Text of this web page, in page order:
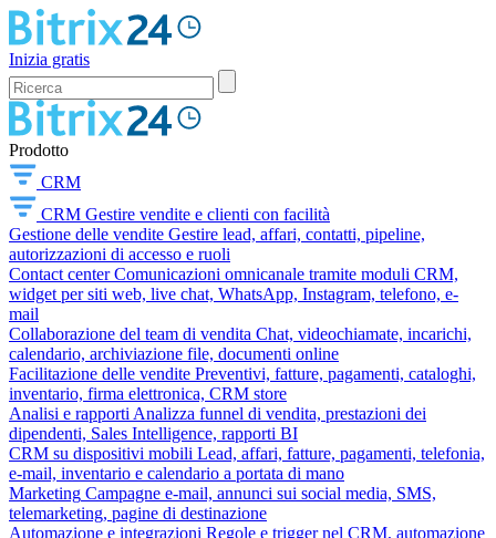
Inizia gratis
Prodotto
CRM
CRM Gestire vendite e clienti con facilità
Gestione delle vendite Gestire lead, affari, contatti, pipeline,
autorizzazioni di accesso e ruoli
Contact center Comunicazioni omnicanale tramite moduli CRM,
widget per siti web, live chat, WhatsApp, Instagram, telefono, e-
mail
Collaborazione del team di vendita Chat, videochiamate, incarichi,
calendario, archiviazione file, documenti online
Facilitazione delle vendite Preventivi, fatture, pagamenti, cataloghi,
inventario, firma elettronica, CRM store
Analisi e rapporti Analizza funnel di vendita, prestazioni dei
dipendenti, Sales Intelligence, rapporti BI
CRM su dispositivi mobili Lead, affari, fatture, pagamenti, telefonia,
e-mail, inventario e calendario a portata di mano
Marketing Campagne e-mail, annunci sui social media, SMS,
telemarketing, pagine di destinazione
Automazione e integrazioni Regole e trigger nel CRM, automazione